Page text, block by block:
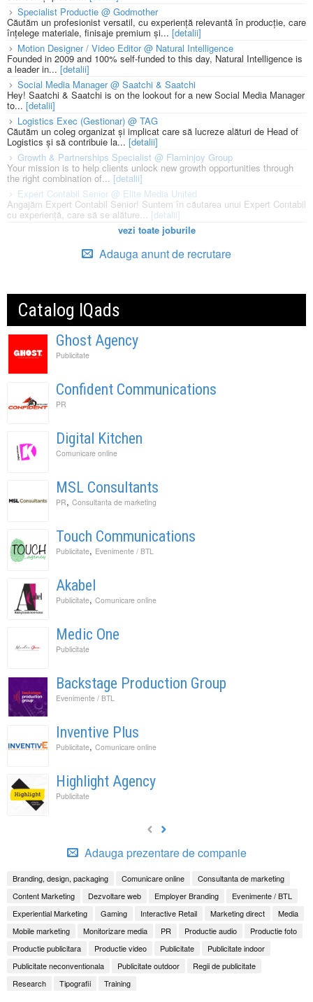
Specialist Productie @ Godmother
Căutăm un profesionist versatil, cu experiență relevantă în producție, care
înțelege materiale, finisaje premium și... [detalii]
Motion Designer / Video Editor @ Natural Intelligence
Founded in 2009 and 100% self-funded to this day, Natural Intelligence is
a leader in... [detalii]
Social Media Manager @ Saatchi & Saatchi
Hey! Saatchi & Saatchi is on the lookout for a new Social Media Manager
to... [detalii]
Logistics Exec (Gestionar) @ TAG
Căutăm un coleg organizat și implicat care să lucreze alături de Head of
Logistics și să contribuie la... [detalii]
Growth & Partnerships Specialist @ Flaminjoy Group
Your mission is to help clients unlock new growth opportunities through
the right combination of... [detalii]
Expert Contabil Senior @ Elite Media United
Angajăm Expert Contabil Senior! Suntem în căutarea unui Expert Contabil
cu experiență, care să se alăture... [detalii]
vezi toate joburile
Adauga anunt de recrutare
Catalog IQads
Ghost Agency
Publicitate
Confident Communications
PR
Digital Kitchen
Comunicare online
MSL Consultants
PR, Consultanta de marketing
Touch Communications
Publicitate, Evenimente / BTL
Akabel
Publicitate, Comunicare online
Medic One
Publicitate
Backstage Production Group
Evenimente / BTL
Inventive Plus
Publicitate, Comunicare online
Highlight Agency
Publicitate
Adauga prezentare de companie
Branding, design, packaging Comunicare online
Consultanta de marketing
Content Marketing
Dezvoltare web Employer Branding
Evenimente / BTL
Experiential Marketing
Gaming Interactive Retail Marketing direct
Media
Mobile marketing
Monitorizare media PR Productie audio
Productie foto
Productie publicitara
Productie video Publicitate
Publicitate indoor
Publicitate neconventionala
Publicitate outdoor
Regii de publicitate
Research
Tipografii Training